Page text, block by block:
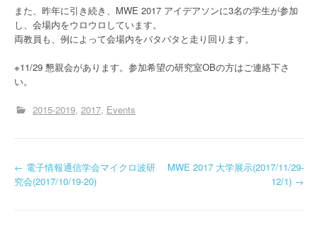
また、昨年に引き続き、MWE 2017 アイデアソンに3名の学生が参加
し、会場内をウロウロしています。
両教員も、例によって会場内をバタバタと走り回ります。
※11/29 懇親会があります。参加希望の研究室OBの方はご連絡下さ
い。
2015-2019 2017 Events
投
← 電子情報通信学会マイクロ波研
究会(2017/10/19-20)
MWE 2017 大学展示(2017/11/29-
12/1) →